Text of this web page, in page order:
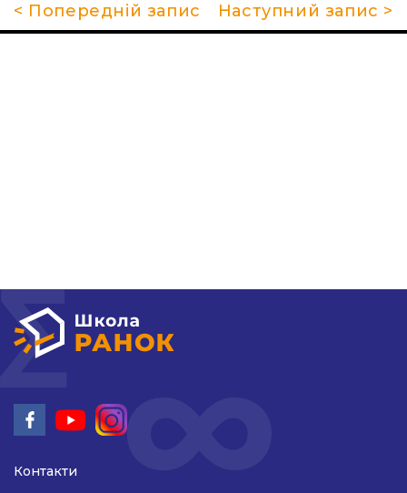
< Попередній запис Наступний запис >
Контакти